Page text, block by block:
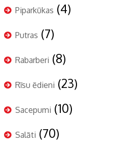
Piparkūkas (4)
Putras (7)
Rabarberi (8)
Rīsu ēdieni (23)
Sacepumi (10)
Salāti (70)